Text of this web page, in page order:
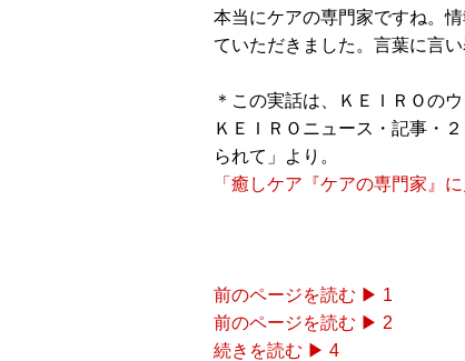
本当にケアの専門家ですね。
ていただきました。言葉に言
＊この実話は、ＫＥＩＲＯの
ＫＥＩＲＯニュース・記事・
られて」より。
「癒しケア『ケアの専門家』
前のページを読む ▶︎ 1
前のページを読む ▶︎ 2
続きを読む ▶︎ 4